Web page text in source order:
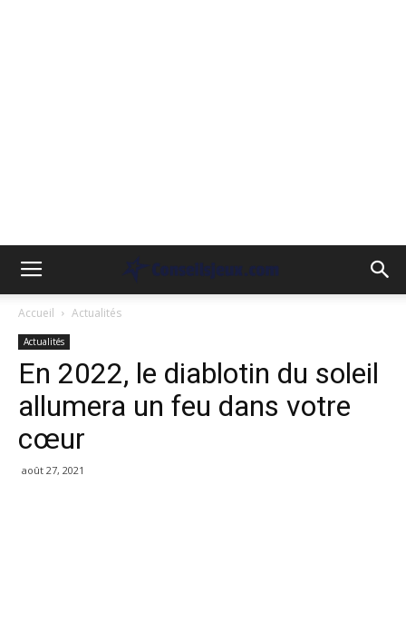
Accueil Actualités
Actualités
En 2022, le diablotin du soleil
allumera un feu dans votre
cœur
août 27, 2021